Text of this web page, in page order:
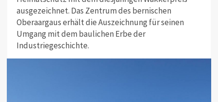
ausgezeichnet. Das Zentrum des bernischen
Oberaargaus erhält die Auszeichnung für seinen
Umgang mit dem baulichen Erbe der
Industriegeschichte.